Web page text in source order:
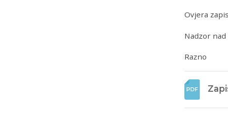
Ovjera
Nadzor